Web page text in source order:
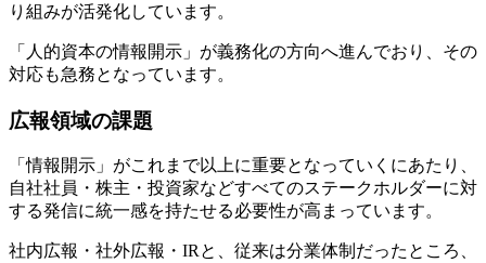
り組みが活発化しています。
「人的資本の情報開示」が義務化の方向へ進んでおり、その
対応も急務となっています。
広報領域の課題
「情報開示」がこれまで以上に重要となっていくにあたり、
自社社員・株主・投資家などすべてのステークホルダーに対
する発信に統一感を持たせる必要性が高まっています。
社内広報・社外広報・IRと、従来は分業体制だったところ、